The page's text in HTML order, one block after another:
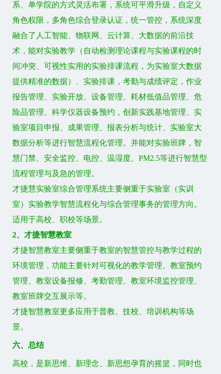
系、单学院的方式灵活布署，系统可平滑升级，自定义
角色权限，多角色综合登录认证，统一管控，系统深度
融合了人工智能、物联网、云计算、大数据的前沿技
术，能对实验教学（自动检测理论课程与实验课程的时
间冲突、可视性实用的实验排课流程，为实验室大数据
提供精准的数据）、实验排课，考勤与成绩评定，作业
报告管理、实验开放、设备管理、耗材低值品管理、危
险品管理、科学仪器设备预约，创新实践基地管理、实
验室项目申报、成果管理、报表分析与统计、实验室大
数据分析等进行智慧流程化管理。并能对实验班牌，智
慧门禁、安全监控、电控、温湿度、PM2.5等进行智慧型
流程管理与及急的管理。
才捷慧实验室综合管理系统主要侧重于实验室（实训
室）实验教学智慧流程化与综合管理事务的管理方向。
适用于高校、职校等场景。
2、才捷智慧教室
才捷智慧教室主要侧重于教室的智慧管控与教学过程的
环境管理，功能主要针对可视化的教学管理、教室预约
管理、教室设备报修、考勤管理、教室环境监控管理、
教室班牌交互展示等。
才捷智慧教室更多应用于普教、技校、培训机构等场
景。
六、总结
高校，是新思维、新理念、新思想孕育的摇篮，同时也